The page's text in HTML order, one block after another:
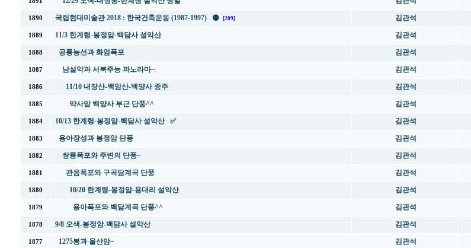
1890 국립현대미술관 2018 : 한국건축운동 (1987-1997) ⚫ [209] 김관석
1889 11/3 한계령-봉정암-백담사 설악산 김관석
1888 공룡능선과 화엄폭포 김관석
1887 남설악과 서북주능 파노라마~ 김관석
1886 11/10 내장산-백암산-백양사 종주 김관석
1885 약사암 백양사 부근 단풍^^ 김관석
1884 10/13 한계령-봉정암-백담사 설악산 ✅ 김관석
1883 용아장성과 봉정암 단풍 김관석
1882 쌍룡폭포와 주변의 단풍~ 김관석
1881 관음폭포와 구곡담계곡 단풍 김관석
1880 10/20 한계령-봉정암-용대리 설악산 김관석
1879 용아폭포와 백담계곡 단풍^^ 김관석
1878 9/8 오색-봉정암-백담사 설악산 김관석
1877 1275봉과 울산암~ 김관석